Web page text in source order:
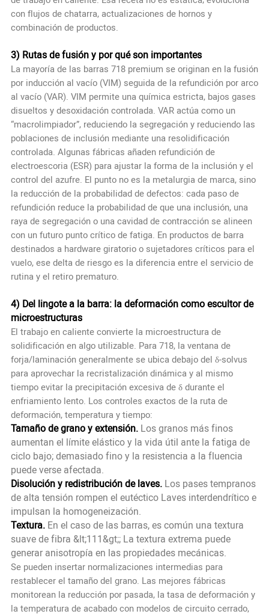
con flujos de chatarra, actualizaciones de hornos y
combinación de productos.
3) Rutas de fusión y por qué son importantes
La mayoría de las barras 718 premium se originan en la fusión
por inducción al vacío (VIM) seguida de la refundición por arco
al vacío (VAR). VIM permite una química estricta, bajos gases
disueltos y desoxidación controlada. VAR actúa como un
“macrolimpiador”, reduciendo la segregación y reduciendo las
poblaciones de inclusión mediante una resolidificación
controlada. Algunas fábricas añaden refundición de
electroescoria (ESR) para ajustar la forma de la inclusión y el
control del azufre. El punto no es la metalurgia de marca, sino
la reducción de la probabilidad de defectos: cada paso de
refundición reduce la probabilidad de que una inclusión, una
raya de segregación o una cavidad de contracción se alineen
con un futuro punto crítico de fatiga. En productos de barra
destinados a hardware giratorio o sujetadores críticos para el
vuelo, ese delta de riesgo es la diferencia entre el servicio de
rutina y el retiro prematuro.
4) Del lingote a la barra: la deformación como escultor de
microestructuras
El trabajo en caliente convierte la microestructura de
solidificación en algo utilizable. Para 718, la ventana de
forja/laminación generalmente se ubica debajo del δ-solvus
para aprovechar la recristalización dinámica y al mismo
tiempo evitar la precipitación excesiva de δ durante el
enfriamiento lento. Los controles exactos de la ruta de
deformación, temperatura y tiempo:
Tamaño de grano y extensión.Los granos más finos
aumentan el límite elástico y la vida útil ante la fatiga de
ciclo bajo; demasiado fino y la resistencia a la fluencia
puede verse afectada.
Disolución y redistribución de laves.Los pases tempranos
de alta tensión rompen el eutéctico Laves interdendrítico e
impulsan la homogeneización.
Textura.En el caso de las barras, es común una textura
suave de fibra &lt;111&gt;; La textura extrema puede
generar anisotropía en las propiedades mecánicas.
Se pueden insertar normalizaciones intermedias para
restablecer el tamaño del grano. Las mejores fábricas
monitorean la reducción por pasada, la tasa de deformación y
la temperatura de acabado con modelos de circuito cerrado,